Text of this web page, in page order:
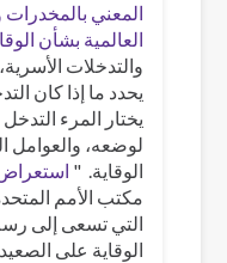
المعني
العالمية بشأن
والتدخلات
يحدد ما إذا كان
يختار المرء
لوضعه، والعوامل
الوقاية. "
مكتب الأمم
التي تسعى إلى
الوقاية على